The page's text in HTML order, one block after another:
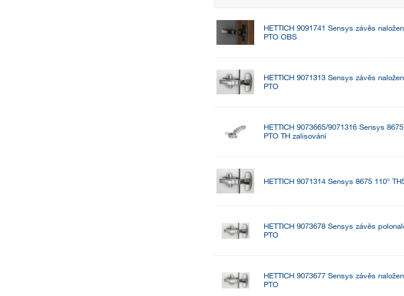
HETTICH 9091741 Sensys závěs
PTO OBS
HETTICH 9071313 Sensys závěs
PTO
HETTICH 9073665/9071316 Sensys
PTO TH zalisování
HETTICH 9071314 Sensys 8675 110°
HETTICH 9073678 Sensys závěs
PTO
HETTICH 9073677 Sensys závěs
PTO